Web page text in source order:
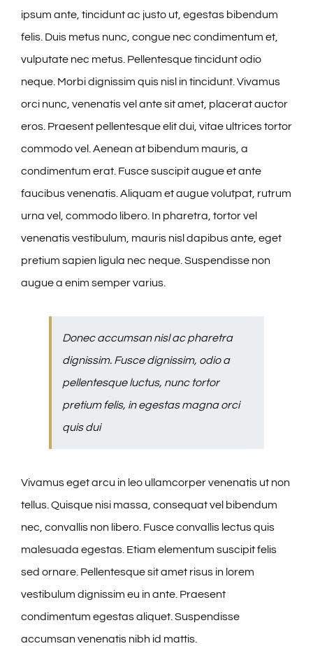
ipsum ante, tincidunt ac justo ut, egestas bibendum
felis. Duis metus nunc, congue nec condimentum et,
vulputate nec metus. Pellentesque tincidunt odio
neque. Morbi dignissim quis nisl in tincidunt. Vivamus
orci nunc, venenatis vel ante sit amet, placerat auctor
eros. Praesent pellentesque elit dui, vitae ultrices tortor
commodo vel. Aenean at bibendum mauris, a
condimentum erat. Fusce suscipit augue et ante
faucibus venenatis. Aliquam et augue volutpat, rutrum
urna vel, commodo libero. In pharetra, tortor vel
venenatis vestibulum, mauris nisl dapibus ante, eget
pretium sapien ligula nec neque. Suspendisse non
augue a enim semper varius.
Donec accumsan nisl ac pharetra
dignissim. Fusce dignissim, odio a
pellentesque luctus, nunc tortor
pretium felis, in egestas magna orci
quis dui
Vivamus eget arcu in leo ullamcorper venenatis ut non
tellus. Quisque nisi massa, consequat vel bibendum
nec, convallis non libero. Fusce convallis lectus quis
malesuada egestas. Etiam elementum suscipit felis
sed ornare. Pellentesque sit amet risus in lorem
vestibulum dignissim eu in ante. Praesent
condimentum egestas aliquet. Suspendisse
accumsan venenatis nibh id mattis.